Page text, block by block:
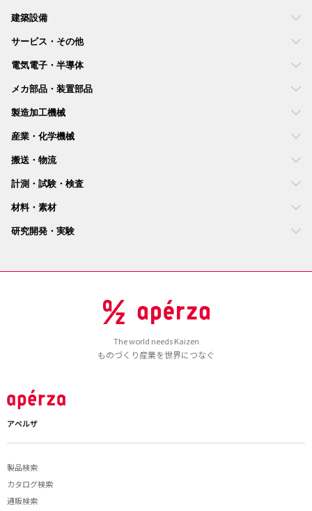
建築設備
サービス・その他
電気電子・半導体
メカ部品・装置部品
製造加工機械
産業・化学機械
搬送・物流
計測・試験・検査
材料・素材
研究開発・実験
The world needs Kaizen
ものづくり産業を世界につなぐ
アペルザ
製品検索
カタログ検索
通販検索